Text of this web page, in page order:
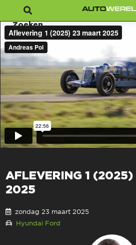
Zoeken
AFLEVERING 1
2025
zondag 23 maart 2025
Hyundai Ford